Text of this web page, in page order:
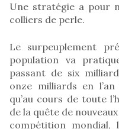
Une stratégie a pour
colliers de perle.
Le surpeuplement
population va
passant de six
onze milliards en
qu’au cours de toute
de la quête de
compétition mondial,